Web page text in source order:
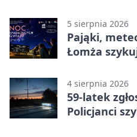
5 sierpnia 2026
Pająki,
Łomża
4 sierpnia 2026
59-latek
Policjanci